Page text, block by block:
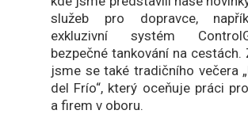
služeb pro dopravce,
exkluzivní systém
bezpečné tankování na cestách.
jsme se také tradičního večera
del Frío“, který oceňuje práci
a firem v oboru.